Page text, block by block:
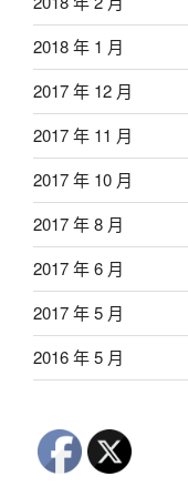
2018 年 1 月
2017 年 12 月
2017 年 11 月
2017 年 10 月
2017 年 8 月
2017 年 6 月
2017 年 5 月
2016 年 5 月